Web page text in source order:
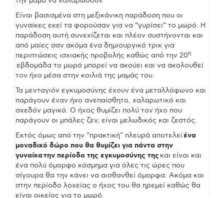
Είναι βασισμένα στη μεξικάνικη παράδοση που οι
γυναίκες εκεί τα φορούσαν για να “γυρίσει” το μωρό. Η
παράδοση αυτή συνεχίζεται και πλέον συστήνονται και
από μαίες σαν ακόμα ένα δημιουργικό τρικ για
περιπτώσεις ισχιακής προβολής καθώς από την 20η
εβδομάδα το μωρό μπορεί να ακούει και να ακολουθεί
τον ήχο μέσα στην κοιλιά της μαμάς του.
Τα μενταγιόν εγκυμοσύνης έχουν ένα μεταλλόφωνο και
παράγουν έναν ήχο ανεπαίσθητο, χαλαρωτικό και
σχεδόν μαγικό. O ήχος θυμίζει πολύ τον ήχο που
παράγουν οι μπάλες ζεν, είναι μελωδικός και ζεστός.
Εκτός όμως από την “πρακτική” πλευρά αποτελείένα
μοναδικό δώρο που θα θυμίζει για πάντα στην
γυναίκα την περίοδο της εγκυμοσύνης της και είναι και
ένα πολύ όμορφο κόσμημα για όλες τις ώρες που
σίγουρα θα την κάνει να αισθανθεί όμορφα. Ακόμα και
στην περίοδο λοχείας ο ήχος του θα ηρεμεί καθώς θα
είναι οικείος για το μωρό.